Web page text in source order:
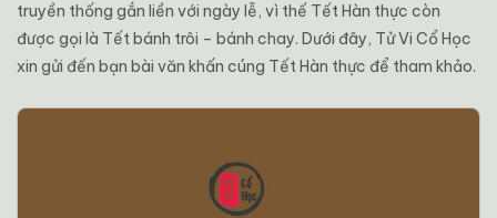
truyền thống gắn liền với ngày lễ, vì thế Tết Hàn thực còn
được gọi là Tết bánh trôi – bánh chay. Dưới đây, TửVi Cổ Học
xin gửi đến bạn bài văn khấn cúng Tết Hàn thực để tham khảo.